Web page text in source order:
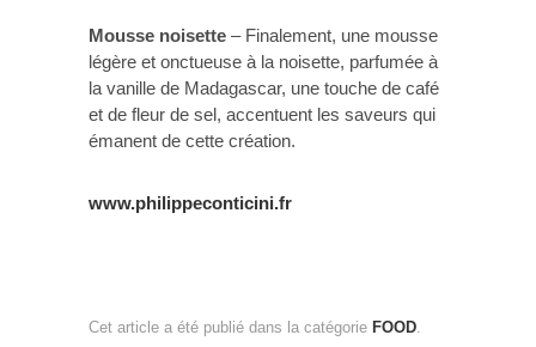
Mousse noisette – Finalement, une mousse
légère et onctueuse à la noisette, parfumée à
la vanille de Madagascar, une touche de café
et de fleur de sel, accentuent les saveurs qui
émanent de cette création.
www.philippeconticini.fr
Cet article a été publié dans la catégorie FOOD